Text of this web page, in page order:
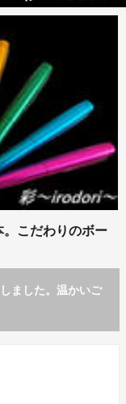
。こだわりのボー
ました。温かいご